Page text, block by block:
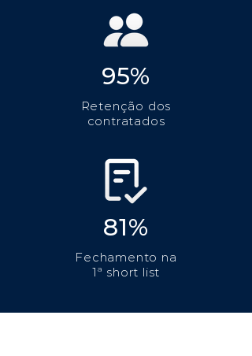
95%
Retenção dos
contratados
81%
Fechamento na
1ª short list